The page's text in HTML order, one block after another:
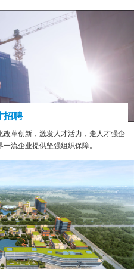
招聘
改革创新，激发人才活力，走人才强企
流企业提供坚强组织保障。